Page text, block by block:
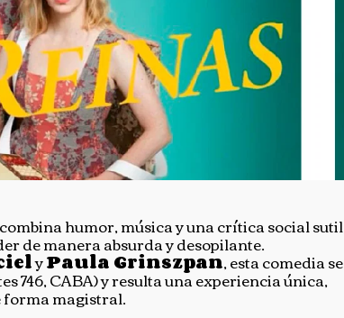
humor, música y una crítica social sutil
de manera absurda y desopilante.
yPaula Grinszpan, esta comedia se
746, CABA) y resulta una experiencia única,
forma magistral.